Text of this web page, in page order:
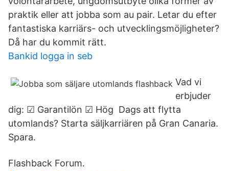
praktik eller att jobba som au pair. Letar du efter
fantastiska karriärs- och utvecklingsmöjligheter?
Då har du kommit rätt.
Bankid logga in seb
Vad vi
erbjuder
dig: ☑ Garantilön ☑ Hög Dags att flytta
utomlands? Starta säljkarriären på Gran Canaria.
Spara.
Flashback Forum.